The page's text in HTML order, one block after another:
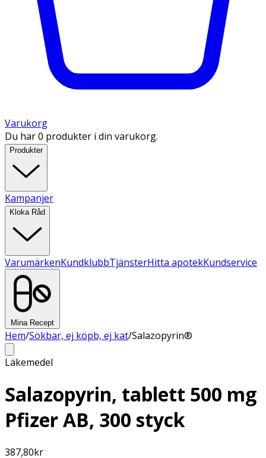
Varukorg
Du har 0 produkter i din varukorg.
Produkter
Kampanjer
Kloka Råd
VarumärkenKundklubbTjänsterHitta apotekKundservice
Mina Recept
Hem/Sökbar, ej köpb, ej kat/Salazopyrin®
Läkemedel
Salazopyrin, tablett 500 mg
Pfizer AB, 300 styck
387,80kr